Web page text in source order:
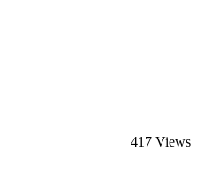
417 Views